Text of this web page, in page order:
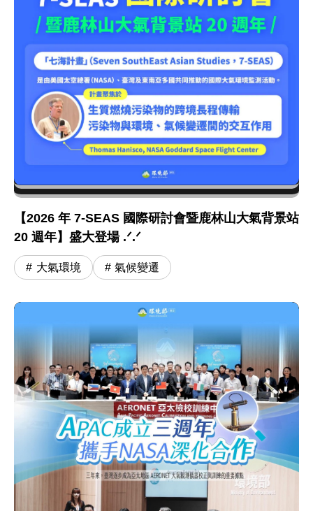
【2026 年 7-SEAS 國際研討會暨鹿林山大氣背景站
20 週年】盛大登場 .ᐟ.ᐟ
大氣環境 氣候變遷